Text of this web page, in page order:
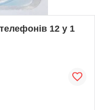
12 у 1